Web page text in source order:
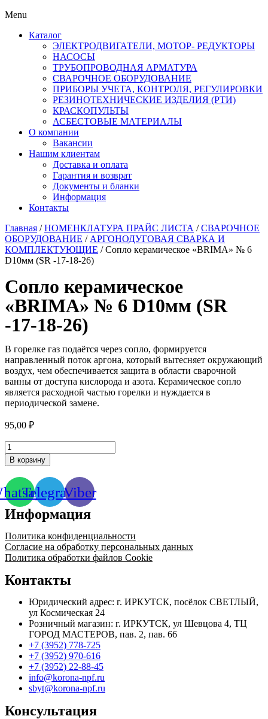
Menu
Каталог
ЭЛЕКТРОДВИГАТЕЛИ, МОТОР- РЕДУКТОРЫ
НАСОСЫ
ТРУБОПРОВОДНАЯ АРМАТУРА
СВАРОЧНОЕ ОБОРУДОВАНИЕ
ПРИБОРЫ УЧЕТА, КОНТРОЛЯ, РЕГУЛИРОВКИ
РЕЗИНОТЕХНИЧЕСКИЕ ИЗДЕЛИЯ (РТИ)
КРАСКОПУЛЬТЫ
АСБЕСТОВЫЕ МАТЕРИАЛЫ
О компании
Вакансии
Нашим клиентам
Доставка и оплата
Гарантия и возврат
Документы и бланки
Информация
Контакты
Главная /НОМЕНКЛАТУРА ПРАЙС ЛИСТА /СВАРОЧНОЕ
ОБОРУДОВАНИЕ / АРГОНОДУГОВАЯ СВАРКА И
КОМПЛЕКТУЮЩИЕ / Сопло керамическое «BRIMA» № 6
D10мм (SR -17-18-26)
Сопло керамическое
«BRIMA» № 6 D10мм (SR
-17-18-26)
В горелке газ подаётся через сопло, формируется
направленный поток аргона, который вытесняет окружающий
воздух, чем обеспечивается защита в области сварочной
ванны от доступа кислорода и азота. Керамическое сопло
является расходной частью горелки и нуждается в
периодической замене.
95,00 ₽
Количество
товара
Сопло
керамическое
"BRIMA"
№
6
D10мм
(SR
-17-
18-
26)
В корзину
TelegramViber
Информация
Политика конфиденциальности
Согласие на обработку персональных данных
Политика обработки файлов Cookie
Контакты
Юридический адрес: г. ИРКУТСК, посёлок СВЕТЛЫЙ,
ул Космическая 24
Розничный магазин: г. ИРКУТСК, ул Шевцова 4, ТЦ
ГОРОД МАСТЕРОВ, пав. 2, пав. 66
+7 (3952) 778-725
+7 (3952) 970-616
+7 (3952) 22-88-45
info@korona-npf.ru
sbyt@korona-npf.ru
Консультация